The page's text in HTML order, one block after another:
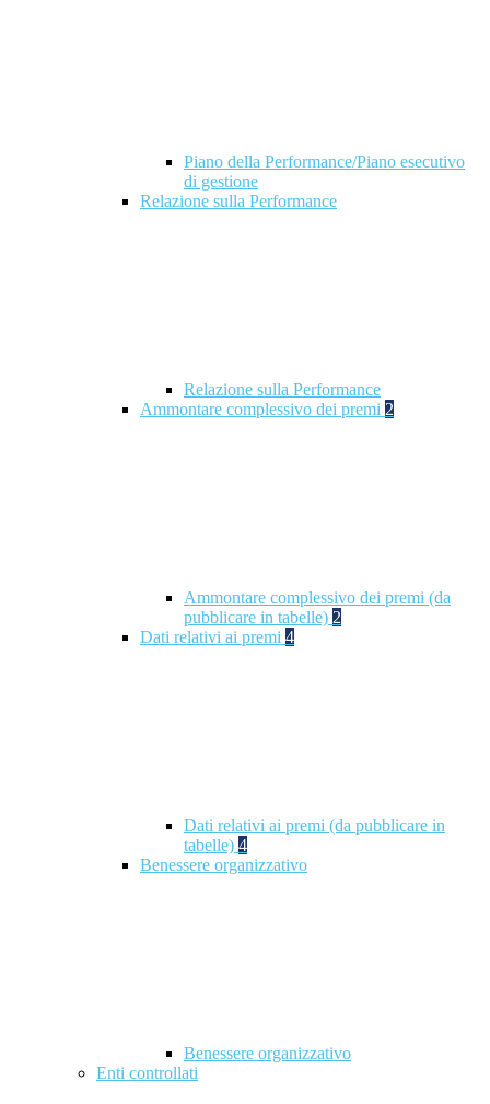
Piano della Performance/Piano esecutivo
di gestione
Relazione sulla Performance
Relazione sulla Performance
Ammontare complessivo dei premi 2
Ammontare complessivo dei premi (da
pubblicare in tabelle) 2
Dati relativi ai premi 4
Dati relativi ai premi (da pubblicare in
tabelle) 4
Benessere organizzativo
Benessere organizzativo
Enti controllati